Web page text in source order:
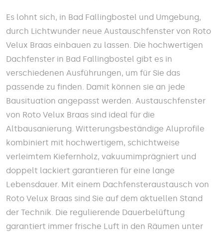
Es lohnt sich, in Bad Fallingbostel und Umgebung,
durch Lichtwunder neue Austauschfenster von Roto
Velux Braas einbauen zu lassen. Die hochwertigen
Dachfenster in Bad Fallingbostel gibt es in
verschiedenen Ausführungen, um für Sie das
passende zu finden. Damit können sie an jede
Bausituation angepasst werden. Austauschfenster
von Roto Velux Braas sind ideal für die
Altbausanierung. Witterungsbeständige Aluprofile
kombiniert mit hochwertigem, schichtweise
verleimtem Kiefernholz, vakuumimprägniert und
doppelt lackiert garantieren für eine lange
Lebensdauer. Mit einem Dachfensteraustausch von
Roto Velux Braas sind Sie auf dem aktuellen Stand
der Technik. Die regulierende Dauerbelüftung
garantiert immer frische Luft in den Räumen unter